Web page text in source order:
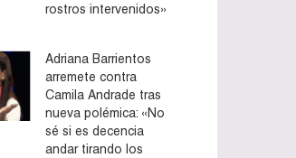
rostros intervenidos»
Adriana Barrientos
arremete contra
Camila Andrade tras
nueva polémica: «No
sé si es decencia
andar tirando los